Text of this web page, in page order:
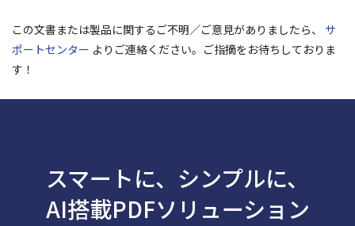
この文書または製品に関するご不明／ご意見がありましたら、 サ
ポートセンター よりご連絡ください。ご指摘をお待ちしておりま
す！
スマートに、シンプルに、
AI搭載PDFソリューション